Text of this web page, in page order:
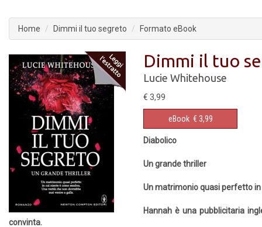
Home Dimmi il tuo segreto Formato eBook
Dimmi il tuo
Lucie Whitehouse
€ 3,99
eBook € 3,99
Diabolico
Un grande thriller
Un matrimonio quasi perfetto
Hannah è una pubblicitaria
convinta.